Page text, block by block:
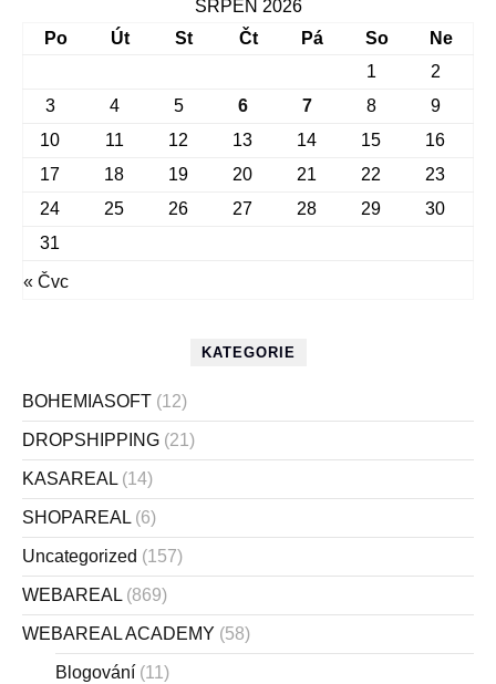
SRPEN 2026
Po
Út St Čt Pá So Ne
« Čvc
1
2
3
4 5 6 7 8
9
10
11 12 13 14 15
16
17
18 19 20 21 22
23
24
25 26 27 28 29
30
31
KATEGORIE
BOHEMIASOFT (12)
DROPSHIPPING (21)
KASAREAL(14)
SHOPAREAL(6)
Uncategorized (157)
WEBAREAL(869)
WEBAREAL ACADEMY (58)
Blogování (11)